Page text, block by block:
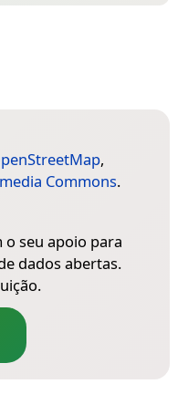
,
Commons.
seu apoio para
dados abertas.